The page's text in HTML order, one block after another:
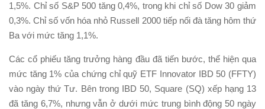
1,5%. Chỉ số S&P 500 tăng 0,4%, trong khi chỉ số Dow 30 giảm
0,3%. Chỉ số vốn hóa nhỏ Russell 2000 tiếp nối đà tăng hôm thứ
Ba với mức tăng 1,1%.
Các cổ phiếu tăng trưởng hàng đầu đã tiến bước, thể hiện qua
mức tăng 1% của chứng chỉ quỹ ETF Innovator IBD 50 (FFTY)
vào ngày thứ Tư. Bên trong IBD 50, Square (SQ) xếp hạng 13
đã tăng 6,7%, nhưng vẫn ở dưới mức trung bình động 50 ngày